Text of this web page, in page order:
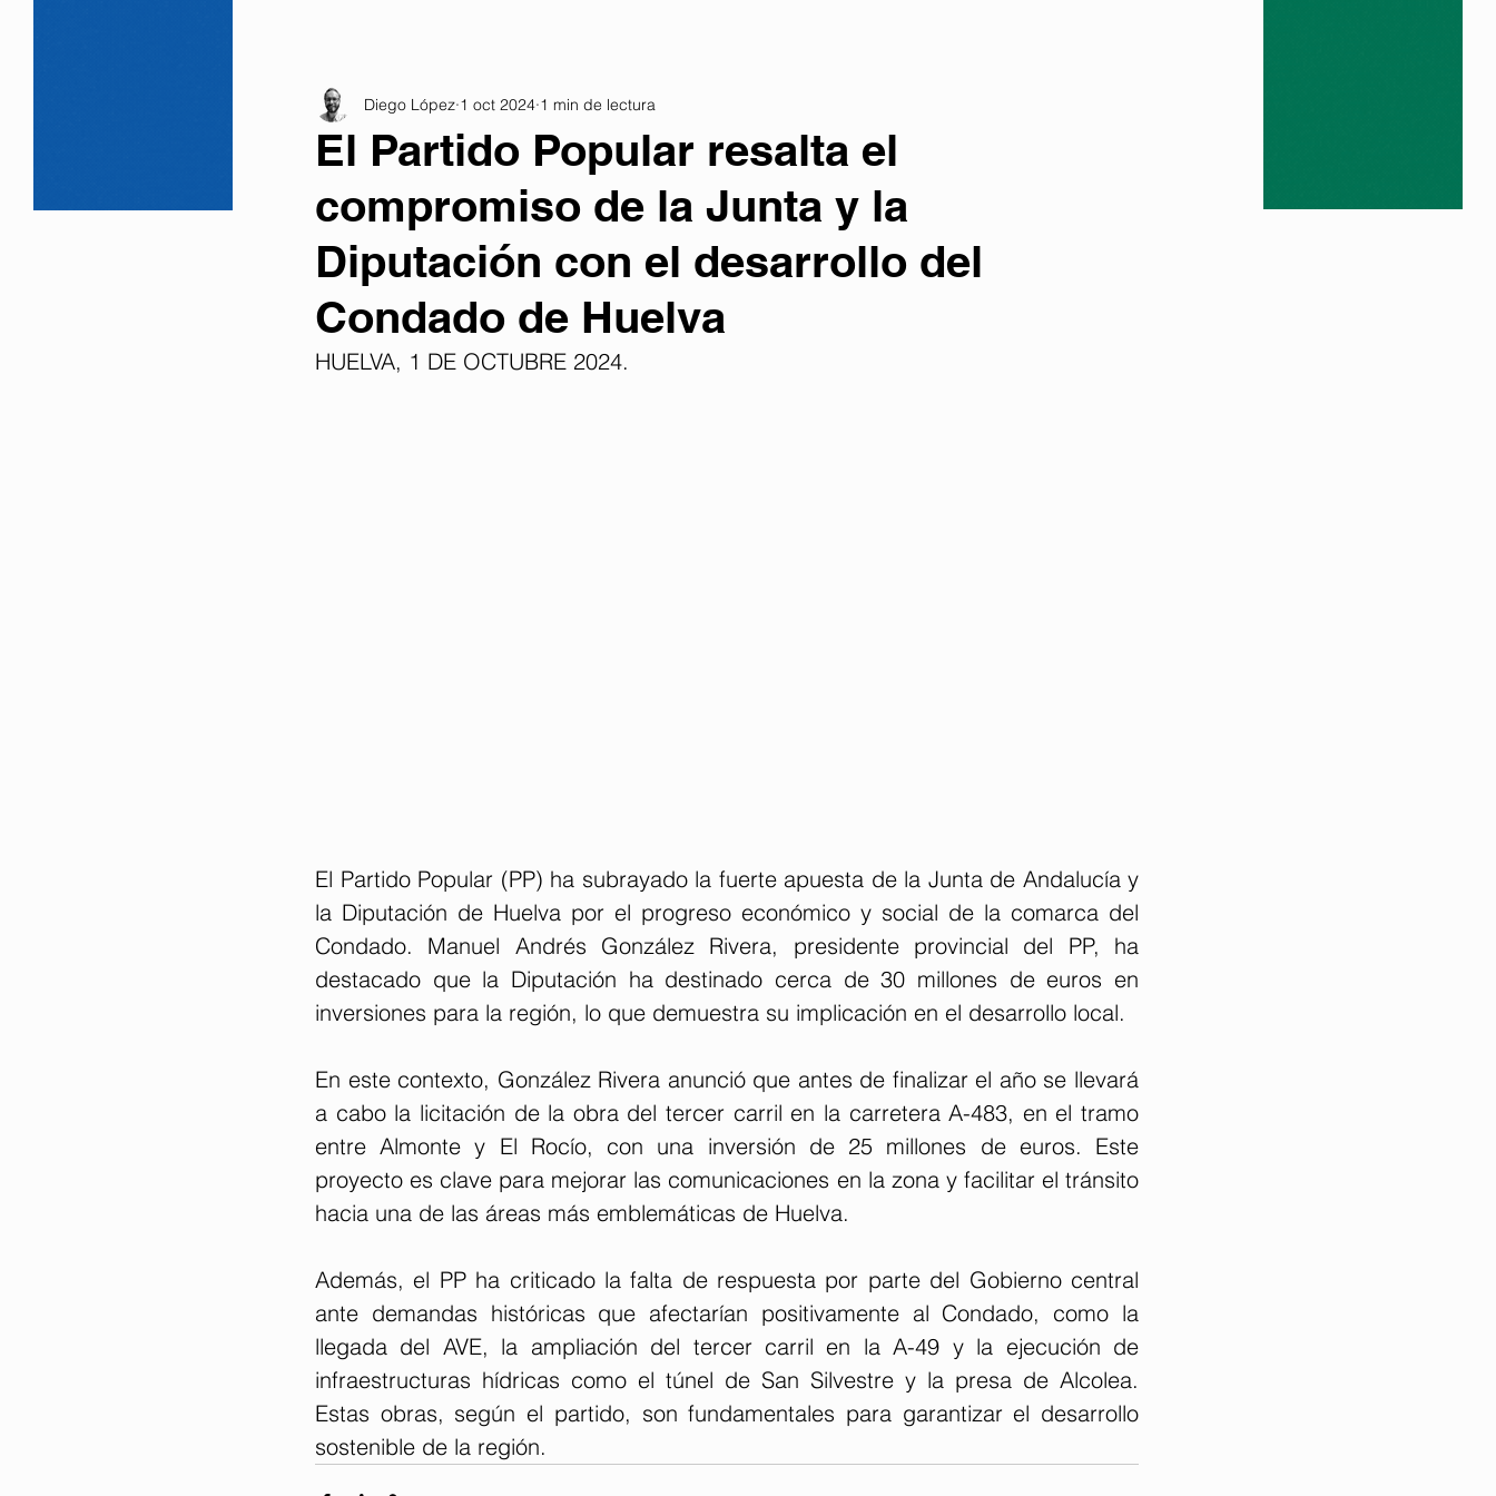
El Partido Popular resalta el
compromiso de la Junta y la
Diputación con el desarrollo del
Condado de Huelva
Diego López 1 oct 2024 1 min de lectura
HUELVA, 1 DE OCTUBRE 2024.
El Partido Popular (PP) ha subrayado la fuerte apuesta de la Junta de Andalucía y
la Diputación de Huelva por el progreso económico y social de la comarca del
Condado. Manuel Andrés González Rivera, presidente provincial del PP, ha
destacado que la Diputación ha destinado cerca de 30 millones de euros en
inversiones para la región, lo que demuestra su implicación en el desarrollo local.
En este contexto, González Rivera anunció que antes de finalizar el año se llevará
a cabo la licitación de la obra del tercer carril en la carretera A-483, en el tramo
entre Almonte y El Rocío, con una inversión de 25 millones de euros. Este
proyecto es clave para mejorar las comunicaciones en la zona y facilitar el tránsito
hacia una de las áreas más emblemáticas de Huelva.
Además, el PP ha criticado la falta de respuesta por parte del Gobierno central
ante demandas históricas que afectarían positivamente al Condado, como la
llegada del AVE, la ampliación del tercer carril en la A-49 y la ejecución de
infraestructuras hídricas como el túnel de San Silvestre y la presa de Alcolea.
Estas obras, según el partido, son fundamentales para garantizar el desarrollo
sostenible de la región.